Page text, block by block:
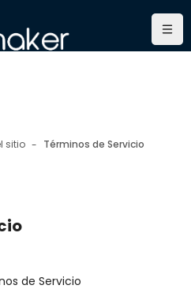
sitio Términos de Servicio
de Servicio